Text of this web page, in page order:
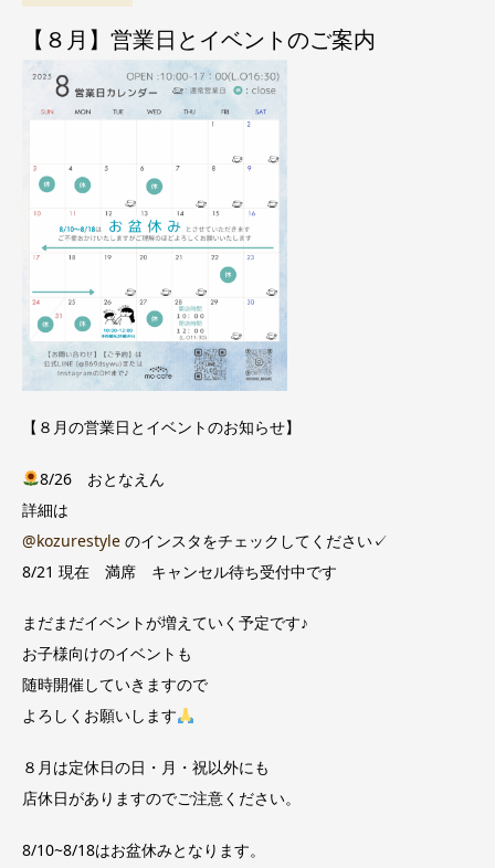
【８月】営業日とイベントのご案内
【８月の営業日とイベントのお知らせ】
8/26 おとなえん
詳細は
@kozurestyle のインスタをチェックしてください✓
8/21 現在 満席 キャンセル待ち受付中です
まだまだイベントが増えていく予定です♪
お子様向けのイベントも
随時開催していきますので
よろしくお願いします
８月は定休日の日・月・祝以外にも
店休日がありますのでご注意ください。
8/10~8/18はお盆休みとなります。